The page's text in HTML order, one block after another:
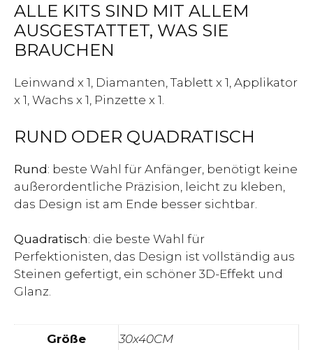
ALLE KITS SIND MIT ALLEM
AUSGESTATTET, WAS SIE
BRAUCHEN
Leinwand x 1, Diamanten, Tablett x 1, Applikator
x 1, Wachs x 1, Pinzette x 1.
RUND ODER QUADRATISCH
Rund: beste Wahl für Anfänger, benötigt keine
außerordentliche Präzision, leicht zu kleben,
das Design ist am Ende besser sichtbar.
Quadratisch: die beste Wahl für
Perfektionisten, das Design ist vollständig aus
Steinen gefertigt, ein schöner 3D-Effekt und
Glanz.
Größe 30x40CM